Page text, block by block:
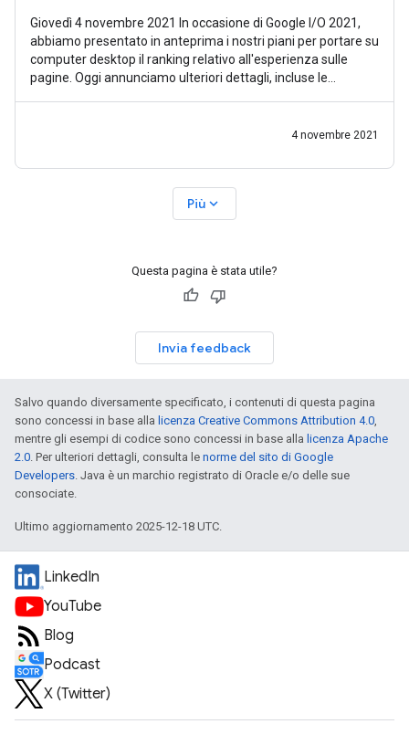
Giovedì 4 novembre 2021 In occasione di Google I/O 2021,
abbiamo presentato in anteprima i nostri piani per portare su
computer desktop il ranking relativo all'esperienza sulle
pagine. Oggi annunciamo ulteriori dettagli, incluse le
4 novembre 2021
Più expand_more
Questa pagina è stata utile?
Invia feedback
Salvo quando diversamente specificato, i contenuti di questa pagina
sono concessi in base alla licenza Creative Commons Attribution 4.0,
mentre gli esempi di codice sono concessi in base alla licenza Apache
2.0. Per ulteriori dettagli, consulta le norme del sito di Google
Developers. Java è un marchio registrato di Oracle e/o delle sue
consociate.
Ultimo aggiornamento 2025-12-18 UTC.
LinkedIn
YouTube
Blog
Podcast
X (Twitter)